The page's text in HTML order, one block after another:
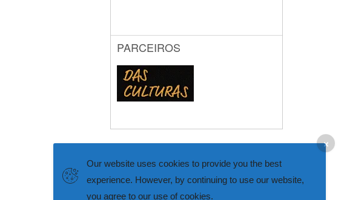
PARCEIROS
Our website uses cookies to provide you the best
experience. However, by continuing to use our website,
you agree to our use of cookies.